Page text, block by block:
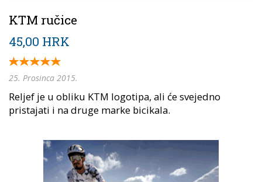
KTM ručice
45,00 HRK
25. Prosinca 2015.
Reljef je u obliku KTM logotipa, ali će svejedno
pristajati i na druge marke bicikala.